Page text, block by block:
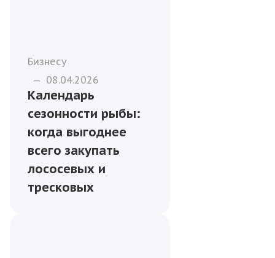
Бизнесу
— 08.04.2026
Календарь
сезонности рыбы:
когда выгоднее
всего закупать
лососевых и
тресковых